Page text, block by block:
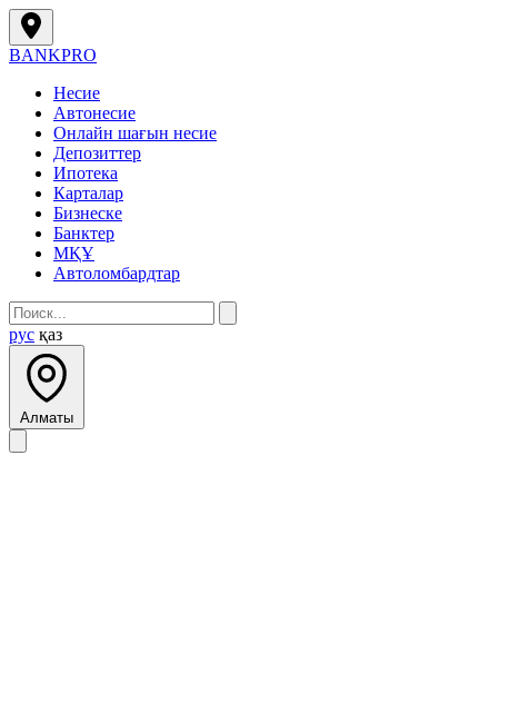
BANKPRO
Несие
Автонесие
Онлайн шағын несие
Депозиттер
Ипотека
Карталар
Бизнеске
Банктер
МҚҰ
Автоломбардтар
рус қаз
Алматы